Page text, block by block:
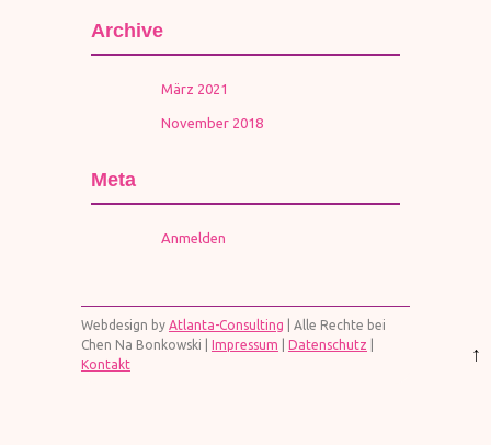
Archive
März 2021
November 2018
Meta
Anmelden
Webdesign by Atlanta-Consulting | Alle Rechte bei
Chen Na Bonkowski | Impressum Datenschutz
Kontakt
↑